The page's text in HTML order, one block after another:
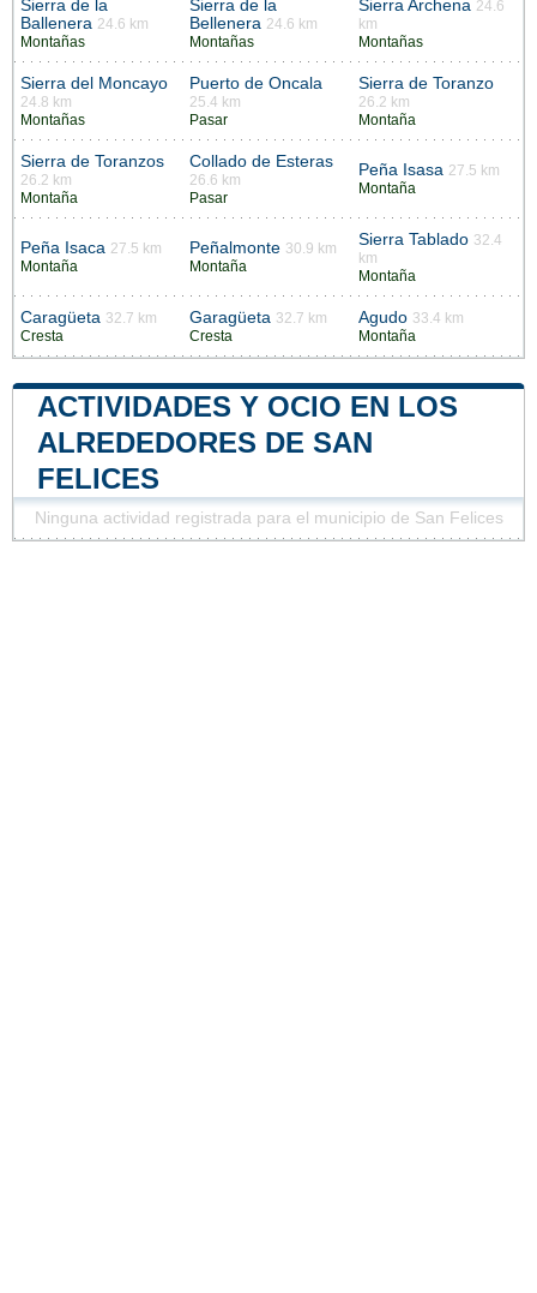
Sierra de la
Ballenera 24.6 km
Montañas
Sierra de la
Bellenera 24.6 km
Montañas
Sierra Archena 24.6
km
Montañas
Sierra del Moncayo
24.8 km
Montañas
Puerto de Oncala
25.4 km
Pasar
Sierra de Toranzo
26.2 km
Montaña
Sierra de Toranzos
26.2 km
Montaña
Collado de Esteras
26.6 km
Pasar
Peña Isasa 27.5 km
Montaña
Peña Isaca 27.5 km
Montaña
Peñalmonte 30.9 km
Montaña
Sierra Tablado 32.4
km
Montaña
Caragüeta 32.7 km
Cresta
Garagüeta 32.7 km
Cresta
Agudo 33.4 km
Montaña
ACTIVIDADES Y OCIO EN LOS
ALREDEDORES DE SAN
FELICES
Ninguna actividad registrada para el municipio de San Felices